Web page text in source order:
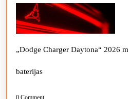
„Dodge Charger Daytona“ 2026
baterijas
0 Comment